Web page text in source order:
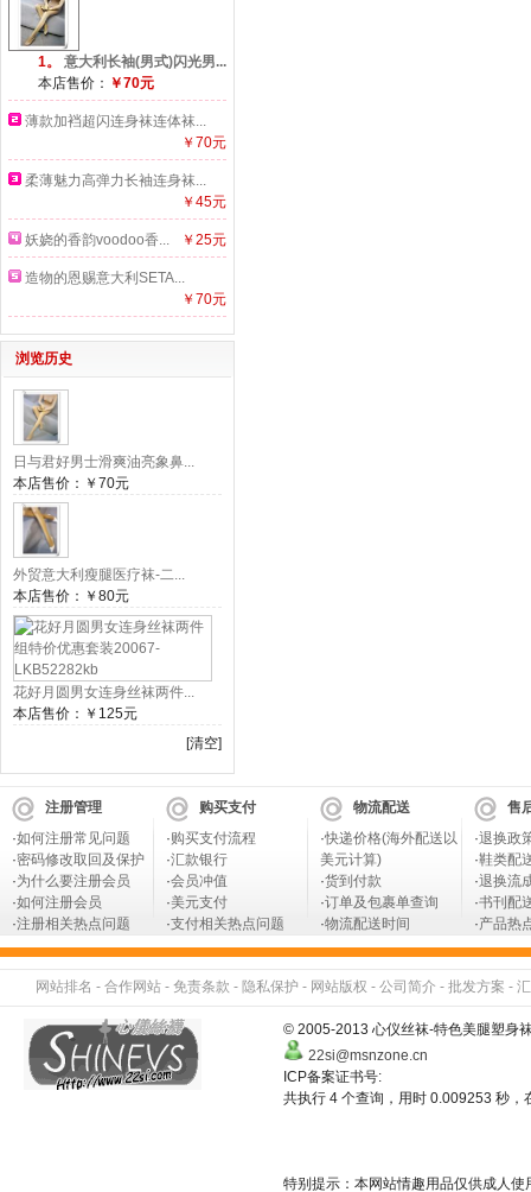
1。
意大利长袖(男式)闪光男...
本店售价： ￥70元
薄款加裆超闪连身袜连体袜...
￥70元
柔薄魅力高弹力长袖连身袜...
￥45元
妖娆的香韵voodoo香... ￥25元
造物的恩赐意大利SETA...
￥70元
浏览历史
日与君好男士滑爽油亮象鼻...
本店售价： ￥70元
外贸意大利瘦腿医疗袜-二...
本店售价： ￥80元
花好月圆男女连身丝袜两件...
本店售价： ￥125元
[清空]
注册管理
·如何注册常见问题
·密码修改取回及保护
·为什么要注册会员
·如何注册会员
·注册相关热点问题
购买支付
·购买支付流程
·汇款银行
·会员冲值
·美元支付
·支付相关热点问题
物流配送
·快递价格(海外配送以
美元计算)
·货到付款
·订单及包裹单查询
·物流配送时间
售
·退换政
·鞋类配
·退换流
·书刊配
·产品热
网站排名 - 合作网站 - 免责条款 - 隐私保护 - 网站版权 - 公司简介 - 批发方案 -
© 2005-2013 心仪丝袜-特色美腿塑身
22si@msnzone.cn
ICP备案证书号:
共执行 4 个查询，用时 0.009253 秒
特别提示：本网站情趣用品仅供成人